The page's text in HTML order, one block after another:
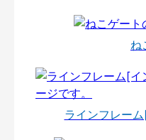
ね
ラインフレー